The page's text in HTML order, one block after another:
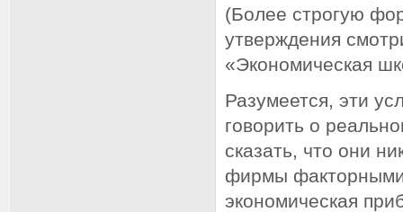
(Более строгую
утверждения
«Экономическая
Разумеется, эти
говорить о
сказать, что они
фирмы факторными
экономическая